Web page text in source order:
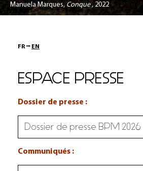
Manuela Marques,Conque, 2022
FR ⭢ EN
ESPACE PRESSE
Dossier de presse :
Dossier de presse BPM 2026
Communiqués :